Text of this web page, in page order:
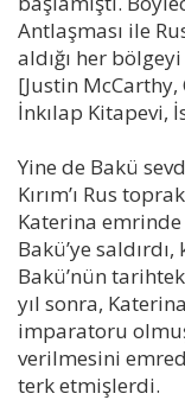
Antlaşması ile
aldığı her
[Justin
İnkılap Kitapevi,
Yine de Bakü
Kırım’ı Rus
Katerina
Bakü’ye
Bakü’nün
yıl sonra,
imparatoru
verilmesini
terk etmişlerdi.